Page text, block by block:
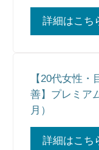
詳細はこち
【20代女性
善】プレミア
月）
詳細はこち